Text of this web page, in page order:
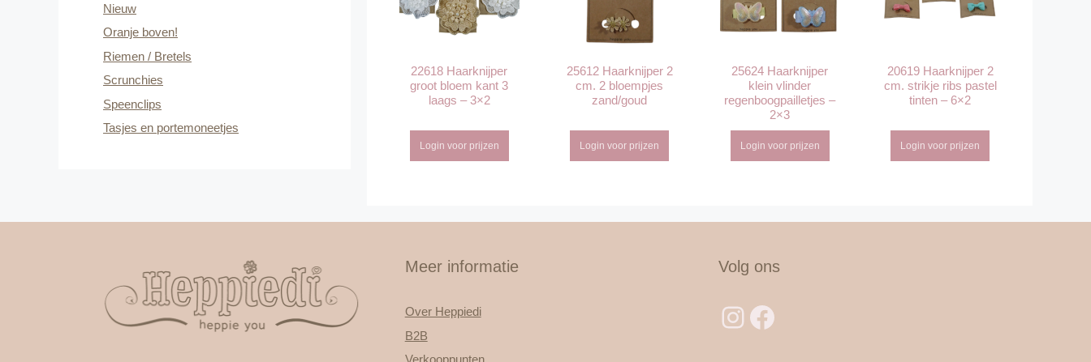
22618 Haarknijper
groot bloem kant 3
laags – 3×2
Login voor prijzen
25612 Haarknijper 2
cm. 2 bloempjes
zand/goud
Login voor prijzen
25624 Haarknijper
klein vlinder
regenboogpailletjes –
2×3
Login voor prijzen
20619 Haarknijper 2
cm. strikje ribs pastel
tinten – 6×2
Login voor prijzen
Nieuw
Oranje boven!
Riemen / Bretels
Scrunchies
Speenclips
Tasjes en portemoneetjes
Meer informatie
Over Heppiedi
B2B
Volg ons
Instagram
Facebook